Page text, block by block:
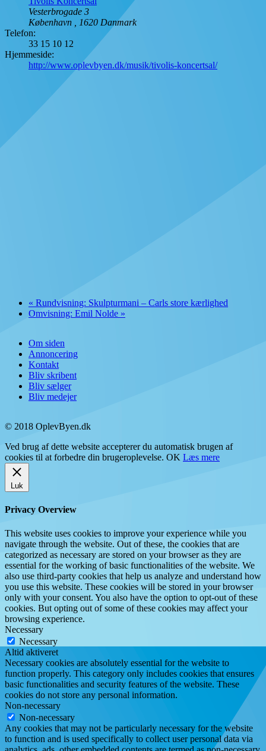
Vesterbrogade 3
København
1620 Danmark
Telefon:
33 15 10 12
Hjemmeside:
http://www.oplevbyen.dk/musik/tivolis-koncertsal/
« Rundvisning: Skulpturmani – Carls store kærlighed
Omvisning: Emil Nolde »
Om siden
Annoncering
Kontakt
Bliv skribent
Bliv sælger
Bliv medejer
© 2018 OplevByen.dk
Ved brug af dette website accepterer du automatisk brugen af
cookies til at forbedre din brugeroplevelse. OK Læs mere
Luk
Privacy Overview
This website uses cookies to improve your experience while you
navigate through the website. Out of these, the cookies that are
categorized as necessary are stored on your browser as they are
essential for the working of basic functionalities of the website. We
also use third-party cookies that help us analyze and understand how
you use this website. These cookies will be stored in your browser
only with your consent. You also have the option to opt-out of these
cookies. But opting out of some of these cookies may affect your
browsing experience.
Necessary
Necessary
Altid aktiveret
Necessary cookies are absolutely essential for the website to
function properly. This category only includes cookies that ensures
basic functionalities and security features of the website. These
cookies do not store any personal information.
Non-necessary
Non-necessary
Any cookies that may not be particularly necessary for the website
to function and is used specifically to collect user personal data via